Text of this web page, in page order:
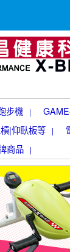
步機 |
|仰臥板等
|
商品 |